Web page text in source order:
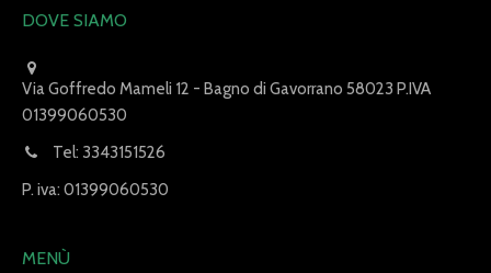
DOVE SIAMO
Via Goffredo Mameli 12 - Bagno di Gavorrano 58023 P.IVA
01399060530
Tel: 3343151526
P. iva: 01399060530
MENÙ